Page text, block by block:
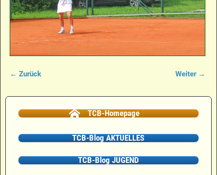
← Zurück Weiter →
TCB-Homepage
TCB-Blog AKTUELLES
TCB-Blog JUGEND